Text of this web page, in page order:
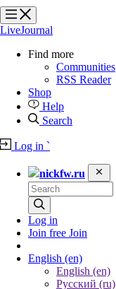
?
?
LiveJournal
Find more
Communities
RSS Reader
Shop
Help
Search
Log in `
nickfw.ru
Log in
Join free Join
English (en)
English (en)
Русский (ru)